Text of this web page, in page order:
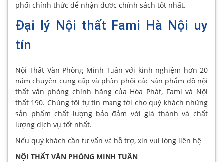
phối chính thức để nhận được chính sách tốt nhất.
Đại lý Nội thất Fami Hà Nội uy
tín
Nội Thất Văn Phòng Minh Tuân với kinh nghiệm hơn 20
năm chuyên cung cấp và phân phối các sản phẩm đồ nội
thất văn phòng chính hãng của Hòa Phát, Fami và Nội
thất 190. Chúng tôi tự tin mang tới cho quý khách những
sản phẩm chất lượng bảo đảm với giá thành và chất
lượng dịch vụ tốt nhất.
Nếu quý khách cần tư vấn và hỗ trợ, xin vui lòng liên hệ
NỘI THẤT VĂN PHÒNG MINH TUÂN